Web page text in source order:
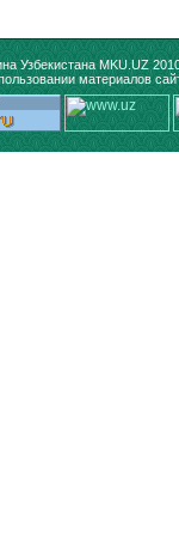
Узбекистана MKU.UZ
материалов